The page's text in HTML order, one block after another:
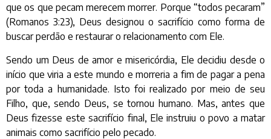
que os que pecam merecem morrer. Porque “todos pecaram”
(Romanos 3:23), Deus designou o sacrifício como forma de
buscar perdão e restaurar o relacionamento com Ele.
Sendo um Deus de amor e misericórdia, Ele decidiu desde o
início que viria a este mundo e morreria a fim de pagar a pena
por toda a humanidade. Isto foi realizado por meio de seu
Filho, que, sendo Deus, se tornou humano. Mas, antes que
Deus fizesse este sacrifício final, Ele instruiu o povo a matar
animais como sacrifício pelo pecado.